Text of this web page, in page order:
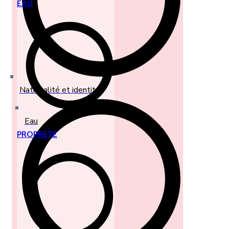
Nationalité et identité
EAU
Eau
PROPRETÉ